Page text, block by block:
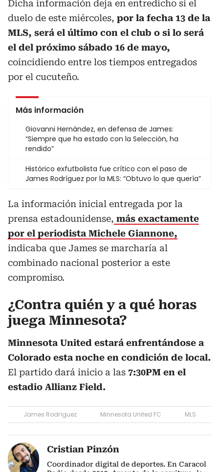
Dicha información deja en entredicho si el
duelo de este miércoles, por la fecha 13 de la
MLS, será el último con el club o si lo será
el del próximo sábado 16 de mayo,
coincidiendo entre los tiempos entregados
por el cucuteño.
Más información
Giovanni Hernández, en defensa de James:
“Siempre que ha estado con la Selección, ha
rendido”
Histórico exfutbolista fue crítico con el paso de
James Rodríguez por la MLS: “Obtuvo lo que quería”
La información inicial entregada por la
prensa estadounidense, más exactamente
por el periodista Michele Giannone,
indicaba que James se marcharía al
combinado nacional posterior a este
compromiso.
¿Contra quién y a qué horas
juega Minnesota?
Minnesota United estará enfrentándose a
Colorado esta noche en condición de local.
El partido dará inicio a las 7:30PM en el
estadio Allianz Field.
James Rodríguez Minnesota United FC MLS
Cristian Pinzón
Coordinador digital de deportes. En Caracol